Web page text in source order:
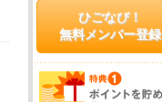
ひごなび！
無料メンバー登録